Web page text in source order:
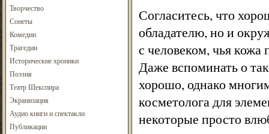
Творчество
Сонеты
Комедии
Трагедии
Исторические хроники
Поэзия
Театр Шекспира
Экранизация
Аудио книги и спектакли
Публикации
Согласитесь, что
обладателю, но и
с человеком, чья кожа
Даже вспоминать о
хорошо, однако
косметолога для
некоторые просто